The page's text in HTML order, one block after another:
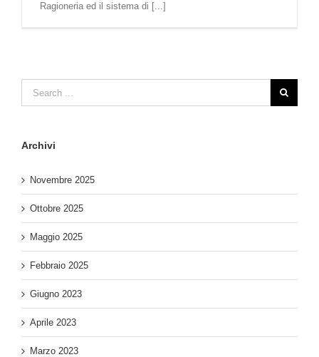
Ragioneria ed il sistema di [...]
Archivi
Novembre 2025
Ottobre 2025
Maggio 2025
Febbraio 2025
Giugno 2023
Aprile 2023
Marzo 2023